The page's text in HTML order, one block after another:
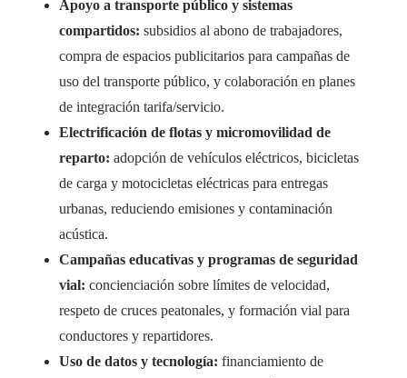
Apoyo a transporte público y sistemas
compartidos: subsidios al abono de trabajadores,
compra de espacios publicitarios para campañas de
uso del transporte público, y colaboración en planes
de integración tarifa/servicio.
Electrificación de flotas y micromovilidad de
reparto: adopción de vehículos eléctricos, bicicletas
de carga y motocicletas eléctricas para entregas
urbanas, reduciendo emisiones y contaminación
acústica.
Campañas educativas y programas de seguridad
vial: concienciación sobre límites de velocidad,
respeto de cruces peatonales, y formación vial para
conductores y repartidores.
Uso de datos y tecnología: financiamiento de